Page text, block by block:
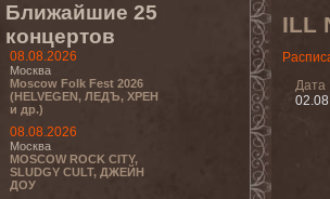
Ближайшие 25
концертов
08.08.2026
Москва
Moscow Folk Fest 2026
(HELVEGEN, ЛЕДЪ, ХРЕН
и др.)
08.08.2026
Москва
MOSCOW ROCK CITY,
SLUDGY CULT, ДЖЕЙН
ДОУ
ILL
Дата